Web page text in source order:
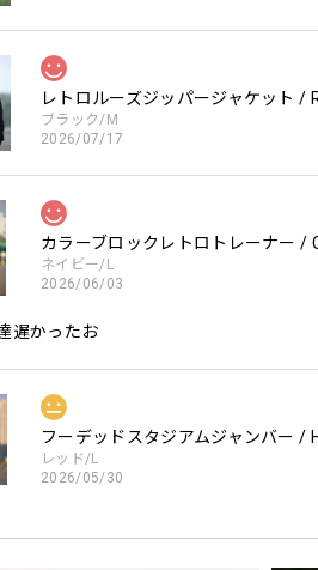
レトロルーズジッパージャケット
ブラック/M
2026/07/17
カラーブロックレトロトレーナー
ネイビー/L
2026/06/03
遅かったお
フーデッドスタジアムジャンバー
レッド/L
2026/05/30